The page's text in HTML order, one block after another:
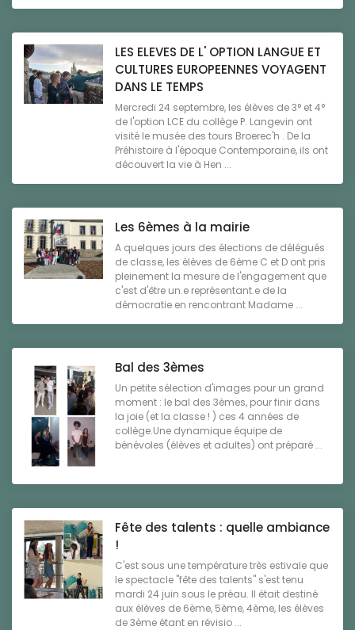
LES ELEVES DE L' OPTION LANGUE ET
CULTURES EUROPEENNES VOYAGENT
DANS LE TEMPS
Mercredi 24 septembre, les élèves de 3° et 4°
de l'option LCE du collège P. Langevin ont
visité le musée des tours Broerec'h . De la
Préhistoire à l'époque Contemporaine, ils ont
découvert la vie à Hen ...
Les 6èmes à la mairie
A quelques jours des élections de délégués
de classe, les élèves de 6ème C et D ont pris
pleinement la mesure de l'engagement que
c'est d'être un.e représentant.e de la
démocratie en rencontrant Madame ...
Bal des 3èmes
Un petite sélection d'images pour un grand
moment : le bal des 3èmes, pour finir dans
la joie (et la classe ! ) ces 4 années de
collège.Une dynamique équipe de
bénévoles (élèves et adultes) ont préparé ...
Fête des talents : quelle ambiance
!
C'est sous une température très estivale que
le spectacle "fête des talents" s'est tenu
mardi 24 juin sous le préau. Il était destiné
aux élèves de 6ème, 5ème, 4ème, les élèves
de 3ème étant en révisio ...